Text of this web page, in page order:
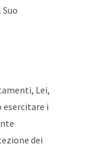
Lei,
esercitare i
dei